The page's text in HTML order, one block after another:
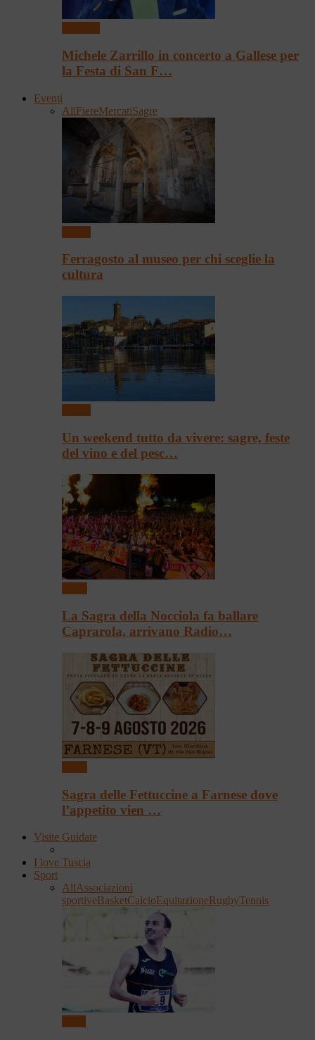
Michele Zarrillo in concerto a Gallese per
la Festa di San F…
Eventi
AllFiereMercatiSagre
Ferragosto al museo per chi sceglie la
cultura
Un weekend tutto da vivere: sagre, feste
del vino e del pesc…
La Sagra della Nocciola fa ballare
Caprarola, arrivano Radio…
Sagra delle Fettuccine a Farnese dove
l’appetito vien …
Visite Guidate
I love Tuscia
Sport
AllAssociazioni
sportiveBasketCalcioEquitazioneRugbyTennis